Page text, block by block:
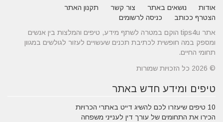
אודות נושאים באתר צור קשר
תקנון האתר
הצטרף ככותב
כניסה לרשומים
אתר tips4u הוקם במטרה לשתף מידע, טיפים והמלצות בין אנשים
ומספק במה חופשית לכתיבת תכנים שעשויים לעזור לגולשים במגוון
תחומי החיים.
© 2026 כל הזכויות שמורות
טיפים ומידע חדש באתר
10 טיפים שיעזרו לכם להשיג דייט באתרי הכרויות
הכירו את התחומים של עורך דין לענייני משפחה